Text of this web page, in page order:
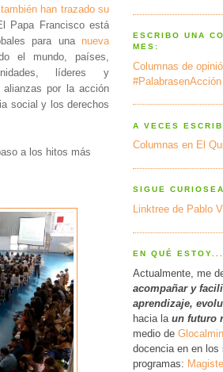
han trazado su
Papa Francisco está
para una nueva
el mundo, países,
líderes y
por la acción
social y los derechos
a los hitos más
ESCRIBO UNA
MES:
Columnas de
#PalabrasenAcción
A VECES
Columnas en El
SIGUE
Linktree de Pablo
EN QUÉ ESTOY...
Actualmente, me
acompañar y
aprendizaje,
hacia la un futuro
medio de
docencia en en los
programas: